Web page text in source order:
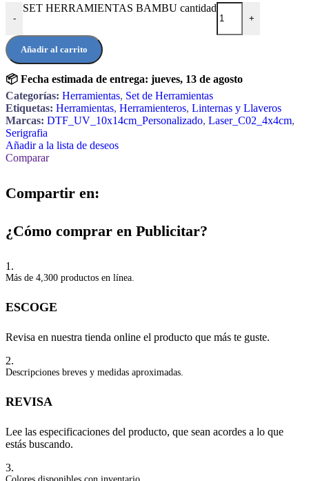
-
SET HERRAMIENTAS BAMBU cantidad
+
Añadir al carrito
📦 Fecha estimada de entrega: jueves, 13 de agosto
Categorías: Herramientas, Set de Herramientas
Etiquetas: Herramientas, Herramienteros, Linternas y Llaveros
Marcas: DTF_UV_10x14cm_Personalizado, Laser_C02_4x4cm,
Serigrafia
Añadir a la lista de deseos
Comparar
Compartir en:
¿Cómo comprar en Publicitar?
1.
Más de 4,300 productos en línea.
ESCOGE
Revisa en nuestra tienda online el producto que más te guste.
2.
Descripciones breves y medidas aproximadas.
REVISA
Lee las especificaciones del producto, que sean acordes a lo que
estás buscando.
3.